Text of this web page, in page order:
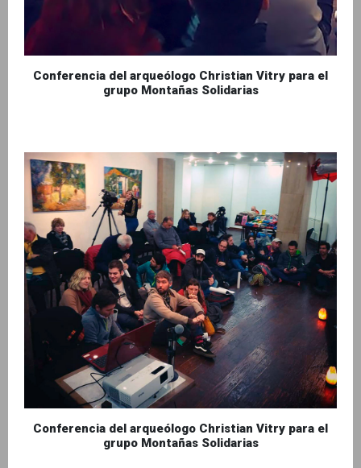
Conferencia del arqueólogo Christian Vitry para el
grupo Montañas Solidarias
Conferencia del arqueólogo Christian Vitry para el
grupo Montañas Solidarias